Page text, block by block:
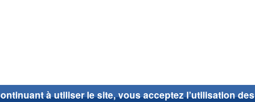
à utiliser le site, vous acceptez l’utilisation des